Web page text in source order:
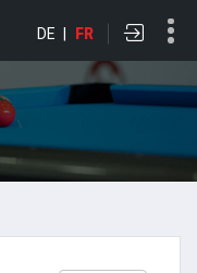
DE | FR